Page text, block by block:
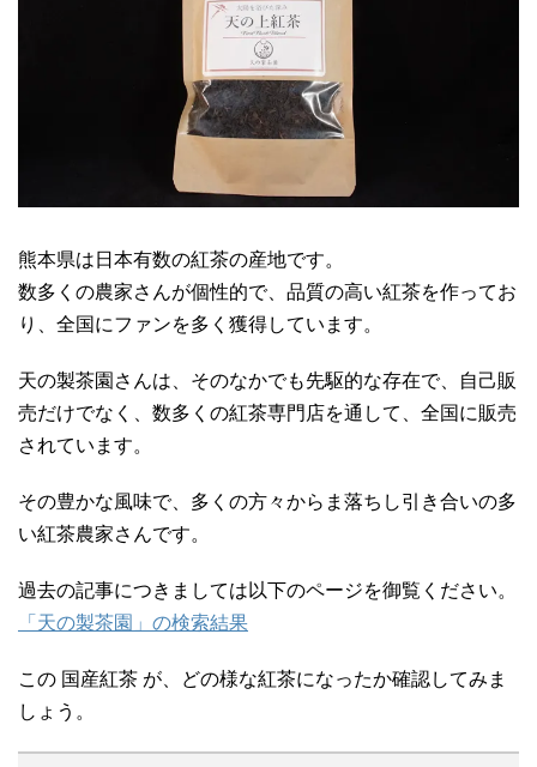
熊本県は日本有数の紅茶の産地です。
数多くの農家さんが個性的で、品質の高い紅茶を作ってお
り、全国にファンを多く獲得しています。
天の製茶園さんは、そのなかでも先駆的な存在で、自己販
売だけでなく、数多くの紅茶専門店を通して、全国に販売
されています。
その豊かな風味で、多くの方々からま落ちし引き合いの多
い紅茶農家さんです。
過去の記事につきましては以下のページを御覧ください。
「天の製茶園」の検索結果
この 国産紅茶 が、どの様な紅茶になったか確認してみま
しょう。